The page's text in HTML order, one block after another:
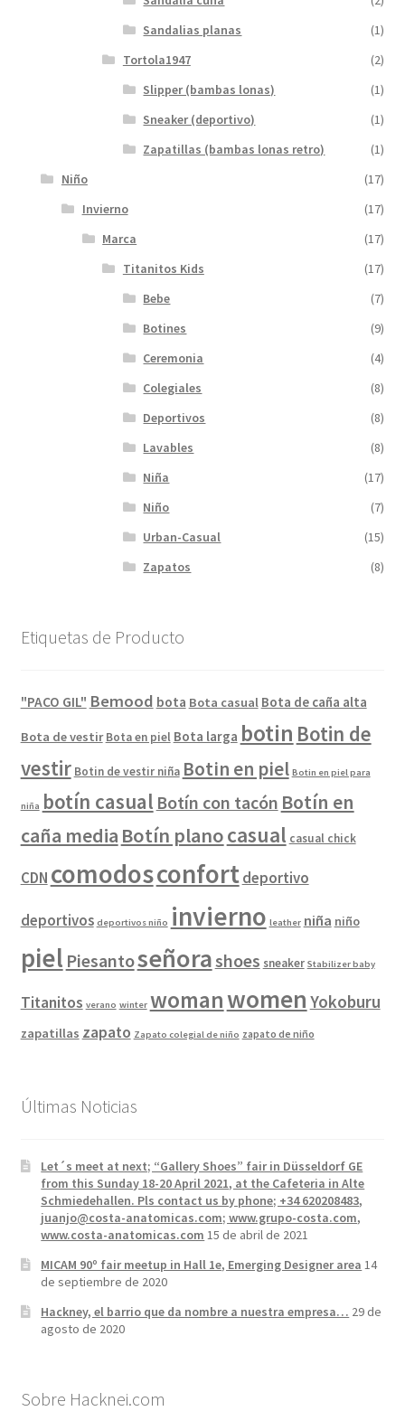
Sandalias planas
(1)
Tortola1947
(2)
Slipper (bambas lonas)
(1)
Sneaker (deportivo)
(1)
Zapatillas (bambas lonas retro)
(1)
Niño
(17)
Invierno
(17)
Marca
(17)
Titanitos Kids
(17)
Bebe
(7)
Botines
(9)
Ceremonia
(4)
Colegiales
(8)
Deportivos
(8)
Lavables
(8)
Niña
(17)
Niño
(7)
Urban-Casual
(15)
Zapatos
(8)
Etiquetas de Producto
"PACO GIL" Bemood bota Bota casual Bota de caña alta
Bota de vestir Bota en piel Bota larga botin Botin de
vestir Botin de vestir niña Botin en piel Botin en piel para
niña botín casual Botín con tacón Botín en
caña media Botín planocasual casual chick
CDN comodosconfortdeportivo
deportivos deportivos niño invierno leather niña niño
piel Piesantoseñorashoes sneaker Stabilizer baby
Titanitos verano winter womanwomen Yokoburu
zapatillas zapato Zapato colegial de niño zapato de niño
Últimas Noticias
Let´s meet at next; “Gallery Shoes” fair in Düsseldorf GE
from this Sunday 18-20 April 2021, at the Cafeteria in Alte
Schmiedehallen. Pls contact us by phone; +34 620208483,
juanjo@costa-anatomicas.com; www.grupo-costa.com,
www.costa-anatomicas.com 15 de abril de 2021
MICAM 90º fair meetup in Hall 1e, Emerging Designer area 14
de septiembre de 2020
Hackney, el barrio que da nombre a nuestra empresa… 29 de
agosto de 2020
Sobre Hacknei.com